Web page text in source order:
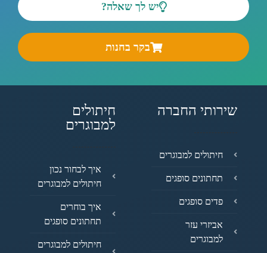
יש לך שאלה?
בקר בחנות
שירותי החברה
חיתולים למבוגרים
תחתונים סופגים
פדים סופגים
אביזרי עזר
למבוגרים
חיתולים
למבוגרים
איך לבחור נכון
חיתולים למבוגרים
איך בוחרים
תחתונים סופגים
חיתולים למבוגרים